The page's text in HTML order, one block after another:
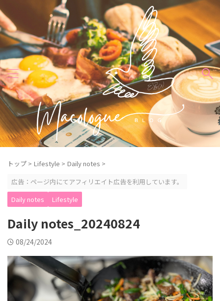
トップ > Lifestyle > Daily notes >
広告：ページ内にてアフィリエイト広告を利用しています。
Daily notes
Lifestyle
Daily notes_20240824
08/24/2024